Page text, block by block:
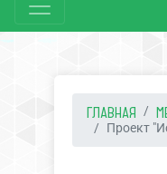
ГЛАВНАЯ
Проект